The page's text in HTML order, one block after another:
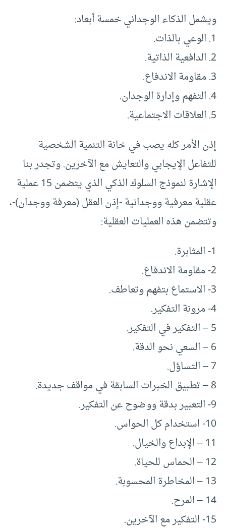
ويشمل الذكاء الوجداني خمسة أبعاد:
1. الوعي بالذات.
2. الدافعية الذاتية.
3. مقاومة الاندفاع.
4. التفهم وإدارة الوجدان.
5. العلاقات الاجتماعية.
إذن الأمر كله يصب في خانة التنمية الشخصية
للتفاعل الإيجابي والتعايش مع الآخرين. وتجدر بنا
الإشارة لنموذج السلوك الذكي الذي يتضمن 15 عملية
عقلية معرفية ووجدانية -إذن العقل (معرفة ووجدان)-،
وتتضمن هذه العمليات العقلية:
1- المثابرة.
2- مقاومة الاندفاع.
3- الاستماع بتفهم وتعاطف.
4- مرونة التفكير.
5 – التفكير في التفكير.
6 – السعي نحو الدقة.
7 – التساؤل.
8 – تطبيق الخبرات السابقة في مواقف جديدة.
9- التعبير بدقة ووضوح عن التفكير.
10- استخدام كل الحواس.
11 – الإبداع والخيال.
12 – الحماس للحياة.
13 – المخاطرة المحسوبة.
14 – المرح.
15- التفكير مع الآخرين.